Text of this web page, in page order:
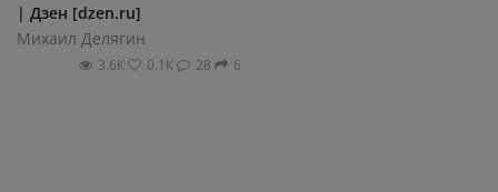
| Дзен [dzen.ru]
Михаил Делягин
3.6К 0.1К 28 6